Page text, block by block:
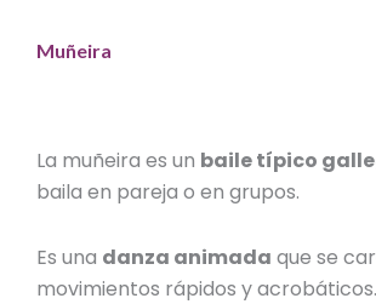
Muñeira
La muñeira es un baile típico
baila en pareja o en grupos.
Es una danza animada que se
movimientos rápidos y acrobáticos.